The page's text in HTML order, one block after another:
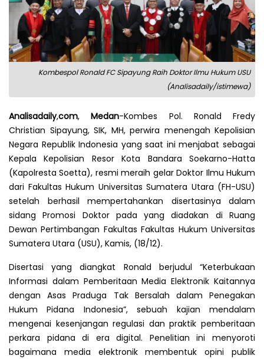
Kombespol Ronald FC Sipayung Raih Doktor Ilmu Hukum USU
(Analisadaily/istimewa)
Analisadaily,com,Medan-Kombes Pol. Ronald Fredy
Christian Sipayung, SIK, MH, perwira menengah Kepolisian
Negara Republik Indonesia yang saat ini menjabat sebagai
Kepala Kepolisian Resor Kota Bandara Soekarno-Hatta
(Kapolresta Soetta), resmi meraih gelar Doktor Ilmu Hukum
dari Fakultas Hukum Universitas Sumatera Utara (FH-USU)
setelah berhasil mempertahankan disertasinya dalam
sidang Promosi Doktor pada yang diadakan di Ruang
Dewan Pertimbangan Fakultas Fakultas Hukum Universitas
Sumatera Utara (USU), Kamis, (18/12).
Disertasi yang diangkat Ronald berjudul “Keterbukaan
Informasi dalam Pemberitaan Media Elektronik Kaitannya
dengan Asas Praduga Tak Bersalah dalam Penegakan
Hukum Pidana Indonesia”, sebuah kajian mendalam
mengenai kesenjangan regulasi dan praktik pemberitaan
perkara pidana di era digital. Penelitian ini menyoroti
bagaimana media elektronik membentuk opini publik